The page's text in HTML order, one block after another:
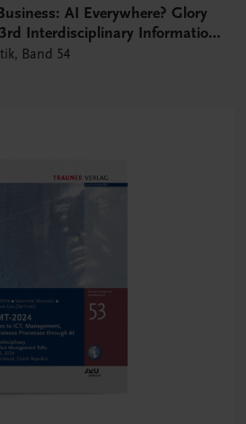
AI Everywhere? Glory
Interdisciplinary Information
Band 54